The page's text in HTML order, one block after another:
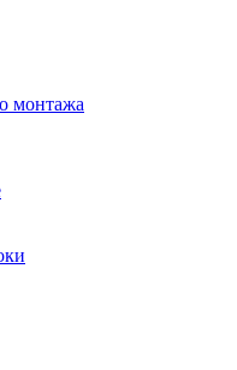
монтажа